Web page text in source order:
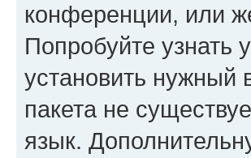
конференции, или
Попробуйте узнать
установить нужный
пакета не
язык.